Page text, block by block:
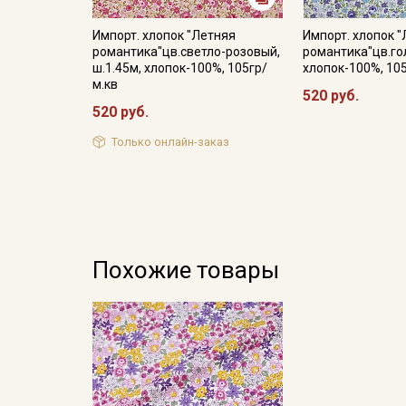
Импорт. хлопок "Летняя
романтика"цв.светло-розовый,
ш.1.45м, хлопок-100%, 105гр/
м.кв
520 руб.
Только онлайн-заказ
Импорт. хлопок
хлопок-100%,
520 руб.
Похожие товары